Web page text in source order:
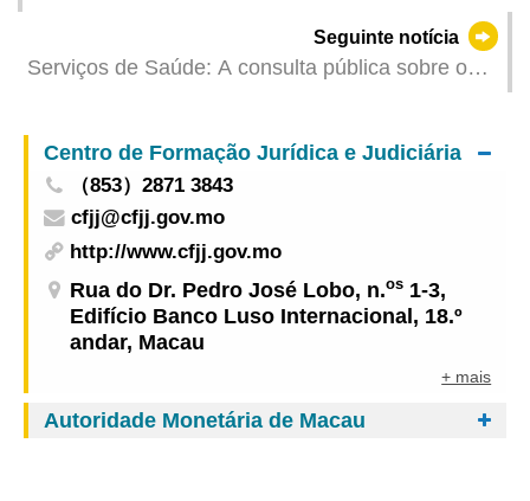
Seguinte notícia
Serviços de Saúde: A consulta pública sobre o
de saúde» foi realizada nos dias consecutivos,
com vista a auscultar e recolher opiniões
apresentadas
Centro de Formação Jurídica e Judiciária
（853）2871 3843
cfjj@cfjj.gov.mo
http://www.cfjj.gov.mo
Rua do Dr. Pedro José Lobo, n.os 1-3,
Edifício Banco Luso Internacional, 18.º
andar, Macau
+ mais
Autoridade Monetária de Macau